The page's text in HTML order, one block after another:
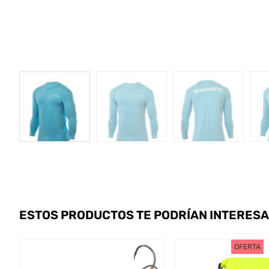
ESTOS PRODUCTOS TE PODRÍAN
OFERTA